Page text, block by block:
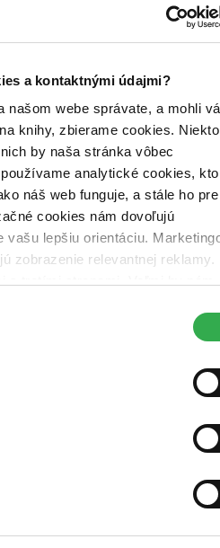
a kontaktnými údajmi?
našom webe správate, a mohli
knihy, zbierame cookies.
by naša stránka vôbec
analytické cookies,
náš web funguje, a stále ho pre
cookies nám dovoľujú
vašu lepšiu orientáciu.
zobrazenie relevantnej reklamy.